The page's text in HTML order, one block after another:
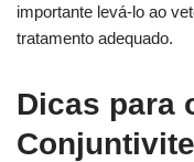
importante levá-lo ao
tratamento adequado.
Dicas para
Conjuntivite